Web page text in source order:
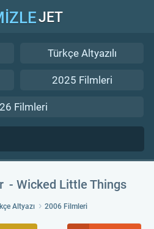
JET
Türkçe Altyazılı
2025 Filmleri
Filmleri
Wicked Little Things
Altyazı 2006 Filmleri